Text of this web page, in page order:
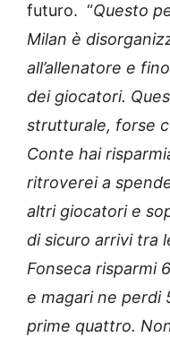
futuro. “Questo
Milan è
all’allenatore e
dei giocatori.
strutturale, forse
Conte hai
ritroverei a
altri giocatori e
di sicuro arrivi tra
Fonseca risparmi
e magari ne perdi
prime quattro.